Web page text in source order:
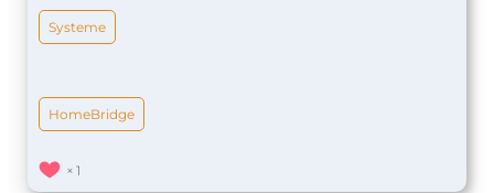
Systeme
HomeBridge
1